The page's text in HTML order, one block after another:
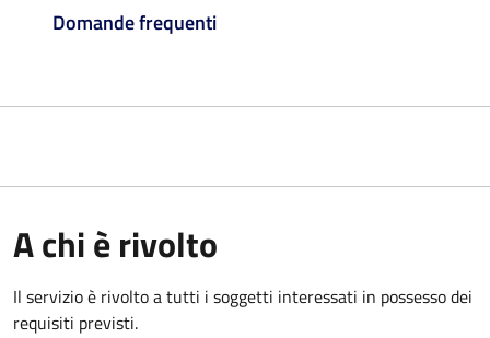
Domande frequenti
A chi è rivolto
Il servizio è rivolto a tutti i soggetti interessati in possesso dei
requisiti previsti.